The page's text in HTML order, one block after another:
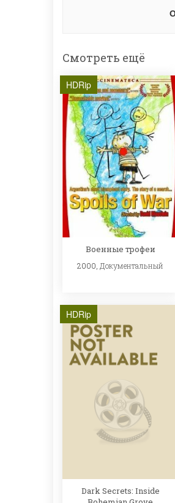
Смотреть ещё
HDRip
Военные трофеи
2000, Документальный
HDRip
Dark Secrets: Inside